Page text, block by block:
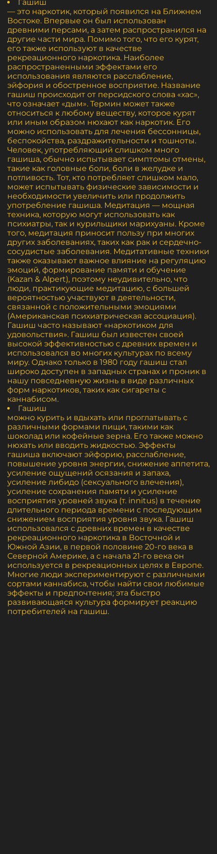
Гашиш
— это наркотик, который появился на Ближнем
Востоке. Впервые он был использован
древними персами, а затем распространился на
другие части мира. Помимо того, что его курят,
его также используют в качестве
рекреационного наркотика. Наиболее
распространенными эффектами его
использования являются расслабление,
эйфория и обостренное восприятие. Название
гашиш происходит от персидского слова «хас»,
что означает «дым». Термин может также
относиться к любому веществу, которое курят
или иным образом нюхают как наркотик. Его
можно использовать для лечения бессонницы,
беспокойства, раздражительности и тошноты.
Человек, употребляющий слишком много
гашиша, обычно испытывает симптомы отмены,
такие как головные боли, боли в желудке и
потливость. Тот, кто потребляет слишком мало,
может испытывать физические зависимости и
необходимости увеличить или продолжить
употребление гашиша. Медитация — мощная
техника, которую могут использовать как
психиатры, так и курильщики марихуаны. Кроме
того, медитация приносит пользу при многих
других заболеваниях, таких как рак и сердечно-
сосудистые заболевания. Медитативные техники
также оказывают важное влияние на регуляцию
эмоций, формирование памяти и обучение
(Kazan & Alpert), поэтому неудивительно, что
люди, практикующие медитацию, с большей
вероятностью участвуют в деятельности,
связанной с положительными эмоциями
(Американская психиатрическая ассоциация).
Гашиш часто называют «наркотиком для
удовольствия». Гашиш был известен своей
высокой эффективностью с древних времен и
использовался во многих культурах по всему
миру. Однако только в 1980 году гашиш стал
широко доступен в западных странах и проник в
нашу повседневную жизнь в виде различных
форм наркотиков, таких как сигареты с
каннабисом.
Гашиш
можно курить и вдыхать или проглатывать с
различными формами пищи, такими как
шоколад или кофейные зерна. Его также можно
нюхать или вводить жидкостью. Эффекты
гашиша включают эйфорию, расслабление,
повышение уровня энергии, снижение аппетита,
усиление ощущений осязания и запаха,
усиление либидо (сексуального влечения),
усиление сохранения памяти и усиление
восприятия уровней звука (т. innitus) в течение
длительного периода времени с последующим
снижением восприятия уровня звука. Гашиш
использовался с древних времен в качестве
рекреационного наркотика в Восточной и
Южной Азии, в первой половине 20-го века в
Северной Америке, а с начала 21-го века он
используется в рекреационных целях в Европе.
Многие люди экспериментируют с различными
сортами каннабиса, чтобы найти свои любимые
эффекты и предпочтения; эта быстро
развивающаяся культура формирует реакцию
потребителей на гашиш.